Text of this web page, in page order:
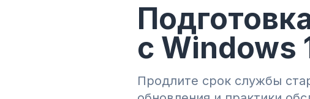
с Windows
Продлите срок службы